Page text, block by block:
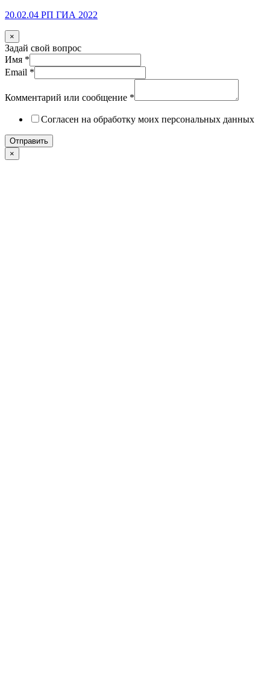
20.02.04 РП ГИА 2022
×
Задай свой вопрос
Имя *
Email *
Комментарий или сообщение *
Согласен на обработку моих персональных данных
Отправить
×